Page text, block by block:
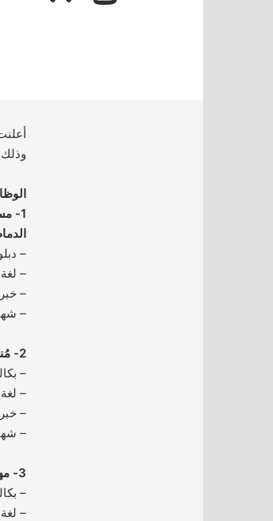
1-
–
–
– خبرة 0-3 سنوات في
–
2- مُنسق / منسقة صحة وسلامة (جدة):
–
–
– خبرة 1-3 سنوات في
–
3- مهندس/مهندسة بيئي (الدمام):
–
–